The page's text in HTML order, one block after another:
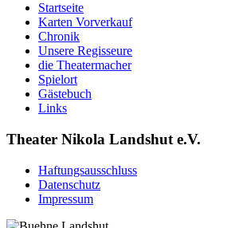
Startseite
Karten Vorverkauf
Chronik
Unsere Regisseure
die Theatermacher
Spielort
Gästebuch
Links
Theater Nikola Landshut e.V.
Haftungsausschluss
Datenschutz
Impressum